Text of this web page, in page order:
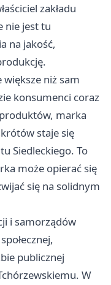
zakładu
nie jest tu
na jakość,
większe niż sam
konsumenci coraz
marka
staje się
Siedleckiego. To
może opierać się
się na solidnym
i samorządów
publicznej
W